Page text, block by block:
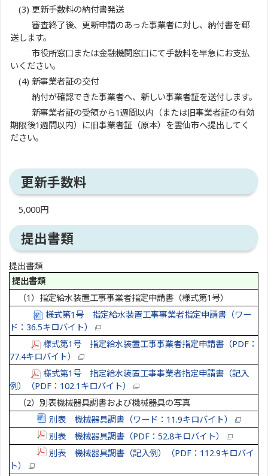
(3) 更新手数料の納付書発送
審査終了後、更新申請のあった事業者に対し、納付書を郵
送します。
市役所窓口または金融機関窓口にて手数料を早急にお支払
いください。
(4) 新事業者証の交付
納付が確認できた事業者へ、新しい事業者証を送付します。
新事業者証の受領から1週間以内（または旧事業者証の有効
期限後1週間以内）に旧事業者証（原本）を雲仙市へ提出してく
ださい。
更新手数料
5,000円
提出書類
提出書類
提出書類
（1）指定給水装置工事事業者指定申請書（様式第1号）
様式第1号 指定給水装置工事事業者指定申請書（ワー
ド：36.5キロバイト）
様式第1号 指定給水装置工事事業者指定申請書（PDF：
77.4キロバイト）
様式第1号 指定給水装置工事事業者指定申請書（記入
例）（PDF：102.1キロバイト）
（2）別表機械器具調書および機械器具の写真
別表 機械器具調書（ワード：11.9キロバイト）
別表 機械器具調書（PDF：52.8キロバイト）
別表 機械器具調書（記入例）（PDF：112.9キロバイ
ト）